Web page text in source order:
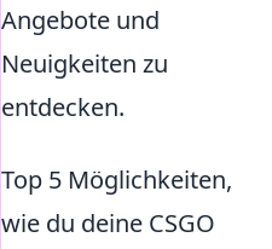
Angebote und
Neuigkeiten zu
entdecken.
Top 5 Möglichkeiten,
wie du deine CSGO